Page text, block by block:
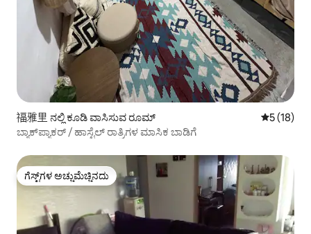
福雅里 ನಲ್ಲಿ ಕೂಡಿ ವಾಸಿಸುವ ರೂಮ್ 5 ರಲ್ಲಿ 5
5 (18)
ಬ್ಯಾಕ್‌ಪ್ಯಾಕರ್ / ಹಾಸ್ಟೆಲ್ ರಾತ್ರಿಗಳ ಮಾಸಿಕ ಬಾಡಿಗೆ
ಗೆಸ್ಟ್‌ಗಳ ಅಚ್ಚುಮೆಚ್ಚಿನದು
ಗೆಸ್ಟ್‌ಗಳ ಅಚ್ಚುಮೆಚ್ಚಿನದು